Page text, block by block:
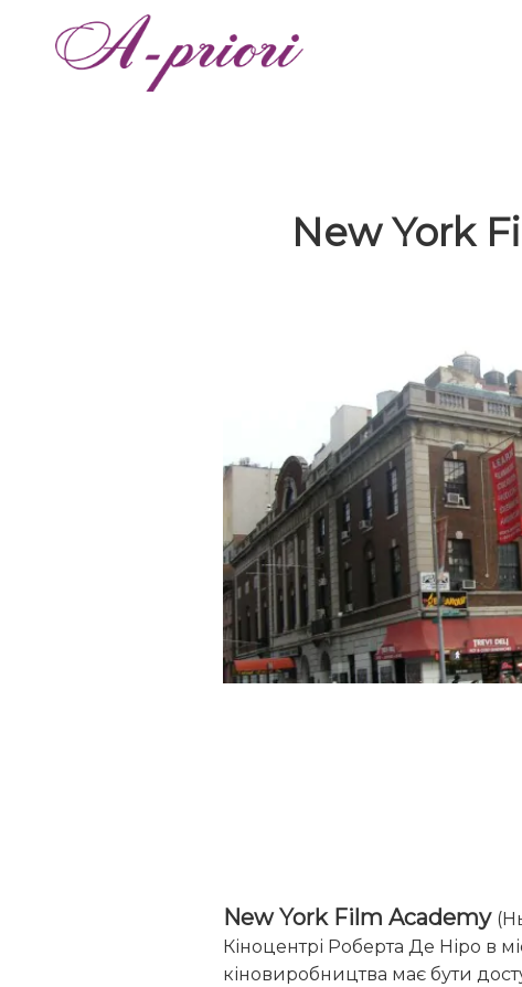
New York
New York Film Academy
Кіноцентрі Роберта Де Ніро в
кіновиробництва має бути